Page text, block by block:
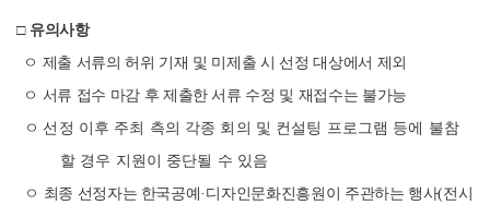
□ 유의사항
ㅇ 제출 서류의 허위 기재 및 미제출 시 선정 대상에서 제외
ㅇ 서류 접수 마감 후 제출한 서류 수정 및 재접수는 불가능
ㅇ 선정 이후 주최 측의 각종 회의 및 컨설팅 프로그램 등에 불참
할 경우 지원이 중단될 수 있음
ㅇ 최종 선정자는 한국공예 · 디자인문화진흥원이 주관하는 행사(전시